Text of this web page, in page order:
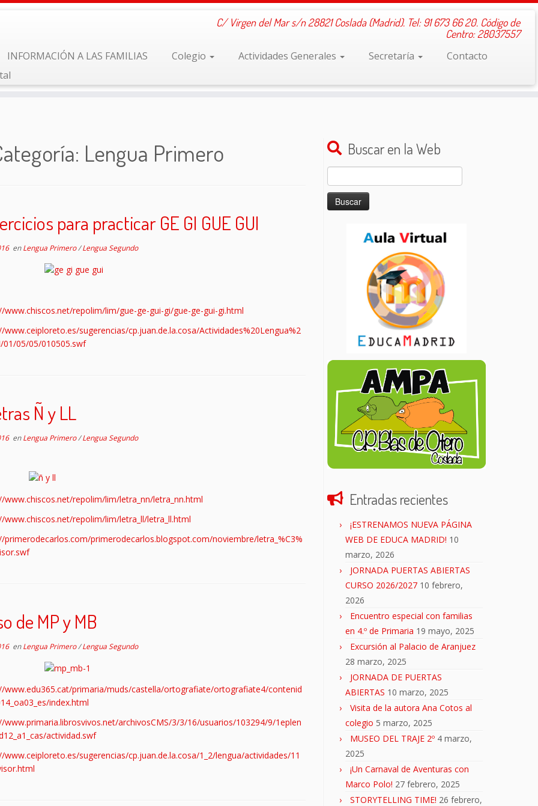
C/ Virgen del Mar s/n 28821 Coslada (Madrid). Tel: 91 673 66 20. Código de
Centro: 28037557
INFORMACIÓN A LAS FAMILIAS Colegio Actividades Generales Secretaría
Contacto
Lengua Primero
para practicar GE GI GUE GUI
enLengua Primero/Lengua Segundo
www.chiscos.net/repolim/lim/gue-ge-gui-gi/gue-ge-gui-gi.html
www.ceiploreto.es/sugerencias/cp.juan.de.la.cosa/Actividades%20Lengua%2
01/05/05/010505.swf
Ñ y LL
enLengua Primero/Lengua Segundo
www.chiscos.net/repolim/lim/letra_nn/letra_nn.html
www.chiscos.net/repolim/lim/letra_ll/letra_ll.html
primerodecarlos.com/primerodecarlos.blogspot.com/noviembre/letra_%C3%
de MP y MB
enLengua Primero/Lengua Segundo
www.edu365.cat/primaria/muds/castella/ortografiate/ortografiate4/contenid
index.html
www.primaria.librosvivos.net/archivosCMS/3/3/16/usuarios/103294/9/1eplen
actividad.swf
www.ceiploreto.es/sugerencias/cp.juan.de.la.cosa/1_2/lengua/actividades/11
Buscar en la Web
Buscar:
Entradas recientes
¡ESTRENAMOS NUEVA PÁGINA
WEB DE EDUCA MADRID! 10
marzo, 2026
JORNADA PUERTAS ABIERTAS
CURSO 2026/2027 10 febrero,
2026
Encuentro especial con familias
en 4.º de Primaria 19 mayo, 2025
Excursión al Palacio de Aranjuez
28 marzo, 2025
JORNADA DE PUERTAS
ABIERTAS 10 marzo, 2025
Visita de la autora Ana Cotos al
colegio 5 marzo, 2025
MUSEO DEL TRAJE 2º 4 marzo,
2025
¡Un Carnaval de Aventuras con
Marco Polo! 27 febrero, 2025
STORYTELLING TIME! 26 febrero,